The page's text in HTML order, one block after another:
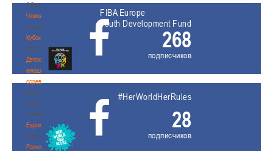
Сборные
Чемпионат
Чемпионат
Кубок
Кубок
Детско-
юношеские
соревнования
Детско-
юношеские
соревнования
Еврокубки
Еврокубки
Разное
FIBA Europe
Youth Development Fund
268
подписчиков
#HerWorldHerRules
28
подписчиков